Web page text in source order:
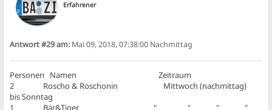
Erfahrener
Antwort #29 am: Mai 09, 2018, 07:38:00 Nachmittag
Personen Namen Zeitraum
2 Roscho & Roschonin Mittwoch (nachmittag)
bis Sonntag
1 Bär&Tiger " " " "